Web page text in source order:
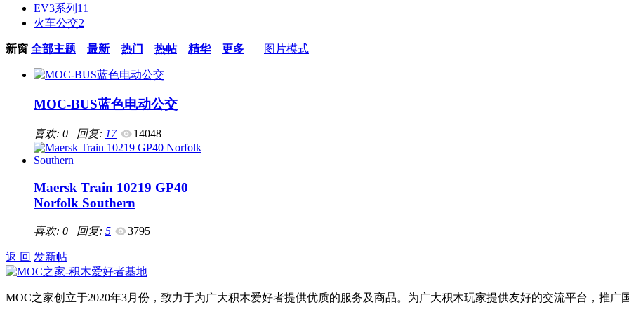
EV3系列 11
火车公交2
新窗 全部主题 最新 热门 热帖 精华 更多 图片模式
MOC-BUS蓝色电动公交
喜欢: 0 回复: 17 14048
Maersk Train 10219 GP40
Norfolk Southern
喜欢: 0 回复: 5 3795
返 回 发新帖
MOC之家创立于2020年3月份，致力于为广大积木爱好者提供优质的服务及商品。为广大积木玩家提供友好的交流平台，推广